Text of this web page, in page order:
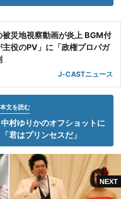
被災地視察動画が炎上 BGM付
主役のPV」に「政権プロパガ
J-CASTニュース
文を読む
村ゆりかのオフショットに
君はプリンセスだ」